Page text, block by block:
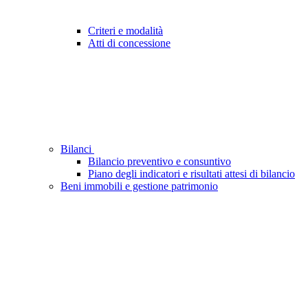
Criteri e modalità
Atti di concessione
Bilanci
Bilancio preventivo e consuntivo
Piano degli indicatori e risultati attesi di bilancio
Beni immobili e gestione patrimonio